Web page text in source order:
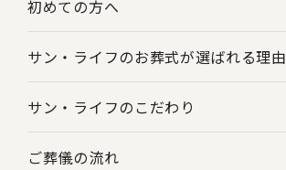
初めての方へ
サン・ライフのお葬式が選ばれる理由
サン・ライフのこだわり
ご葬儀の流れ